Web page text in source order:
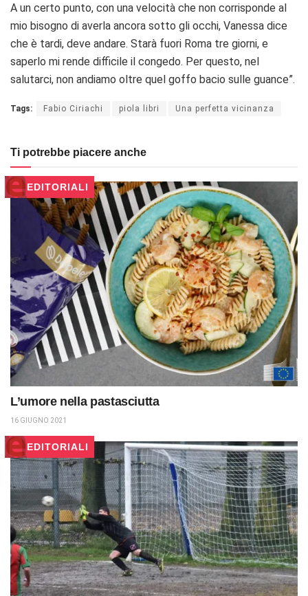
A un certo punto, con una velocità che non corrisponde al
mio bisogno di averla ancora sotto gli occhi, Vanessa dice
che è tardi, deve andare. Starà fuori Roma tre giorni, e
saperlo mi rende difficile il congedo. Per questo, nel
salutarci, non andiamo oltre quel goffo bacio sulle guance”.
Tags: Fabio Ciriachi piola libri Una perfetta vicinanza
Ti potrebbe piacere anche
EDITORIALI
L’umore nella pastasciutta
16 GIUGNO 2021
EDITORIALI